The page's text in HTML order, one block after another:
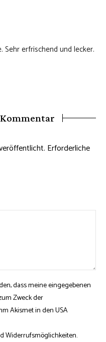
Sehr erfrischend und lecker.
Erforderliche
dass meine eingegebenen
Zweck der
Akismetin den USA
Widerrufsmöglichkeiten.